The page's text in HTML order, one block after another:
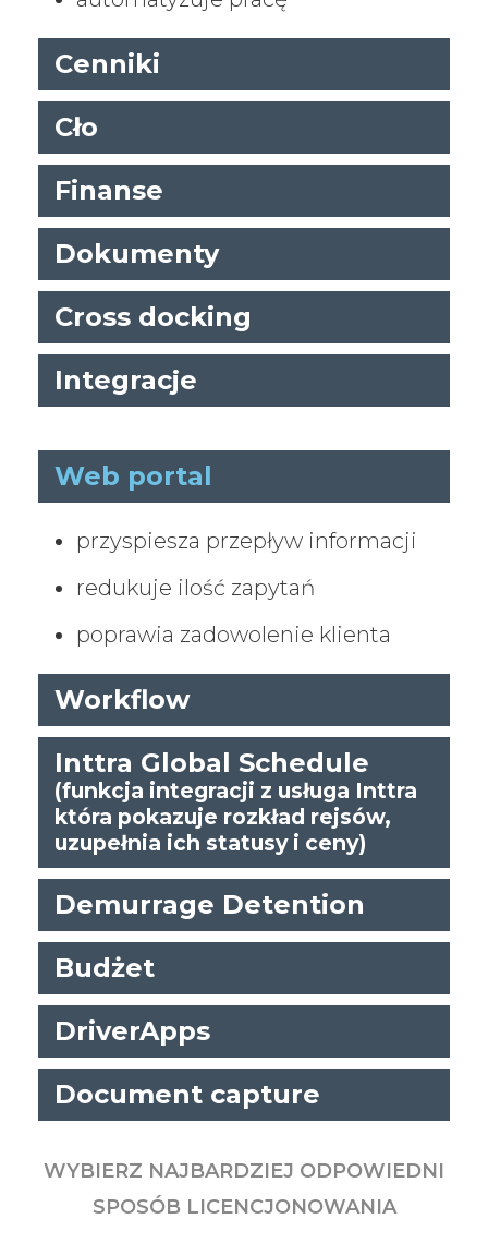
Cenniki
Cło
Finanse
Dokumenty
Cross docking
Integracje
Web portal
przyspiesza przepływ informacji
redukuje ilość zapytań
poprawia zadowolenie klienta
Workflow
Inttra Global Schedule
(funkcja integracji z usługa Inttra
która pokazuje rozkład rejsów,
uzupełnia ich statusy i ceny)
Demurrage Detention
Budżet
DriverApps
Document capture
WYBIERZ NAJBARDZIEJ ODPOWIEDNI
SPOSÓB LICENCJONOWANIA